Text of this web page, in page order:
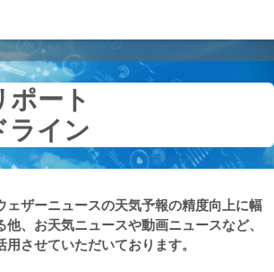
ポート
ライン
ェザーニュースの天気予報の精度向上に幅
、お天気ニュースや動画ニュースなど、
させていただいております。